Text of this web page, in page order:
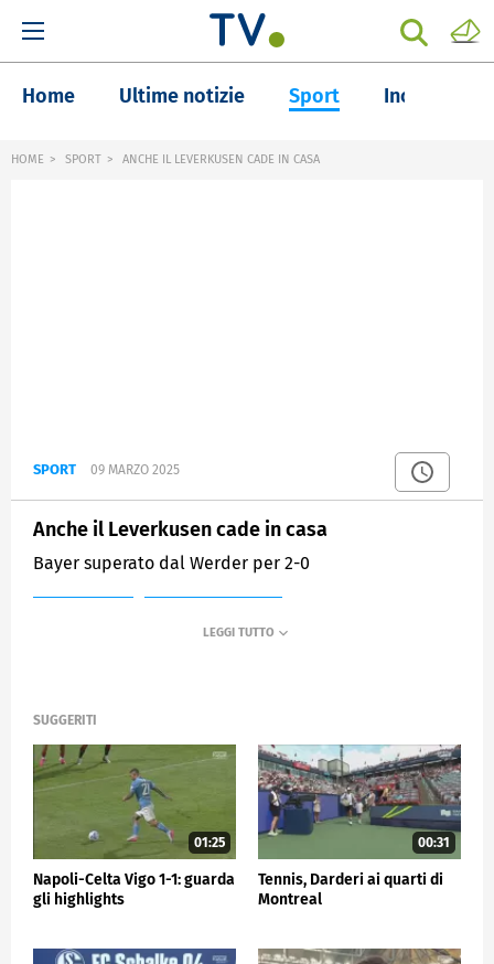
Home Ultime notizie Sport Inchieste
HOME SPORT ANCHE IL LEVERKUSEN CADE IN CASA
SPORT 09 MARZO 2025
Anche il Leverkusen cade in casa
Bayer superato dal Werder per 2-0
SUGGERITI
01:25
Napoli-Celta Vigo 1-1: guarda
gli highlights
00:31
Tennis, Darderi ai quarti di
Montreal